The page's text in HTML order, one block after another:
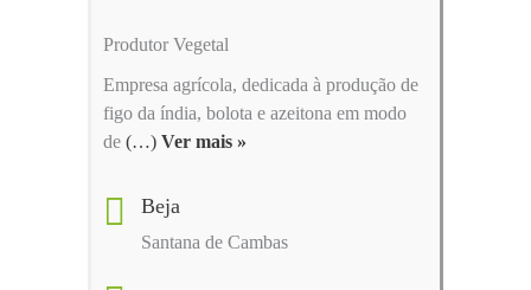
Produtor Vegetal
Empresa agrícola, dedicada à produção de
figo da índia, bolota e azeitona em modo
de (…) Ver mais »
Beja
Santana de Cambas